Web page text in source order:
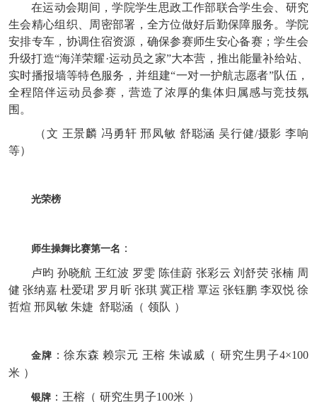
在运动会期间，学院学生思政工作部联合学生会、研究
生会精心组织、周密部署，全方位做好后勤保障服务。学院
安排专车，协调住宿资源，确保参赛师生安心备赛；学生会
升级打造“海洋荣耀·运动员之家”大本营，推出能量补给站、
实时播报墙等特色服务，并组建“一对一护航志愿者”队伍，
全程陪伴运动员参赛，营造了浓厚的集体归属感与竞技氛
围。
（文 王景麟 冯勇轩 邢凤敏 舒聪涵 吴行健/摄影 李响
等）
光荣榜
师生操舞比赛第一名 ：
卢昀 孙晓航 王红波 罗雯 陈佳蔚 张彩云 刘舒荧 张楠 周
健 张纳嘉 杜爱珺 罗月昕 张琪 冀正楷 覃运 张钰鹏 李双悦 徐
哲煊 邢凤敏 朱婕 舒聪涵（ 领队 ）
金牌 ：徐东森 赖宗元 王榕 朱诚威（ 研究生男子4×100
米 ）
银牌 ：王榕（ 研究生男子100米 ）